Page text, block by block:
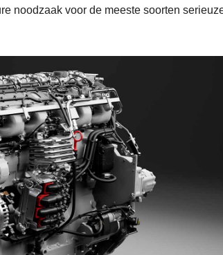
noodzaak voor de meeste soorten